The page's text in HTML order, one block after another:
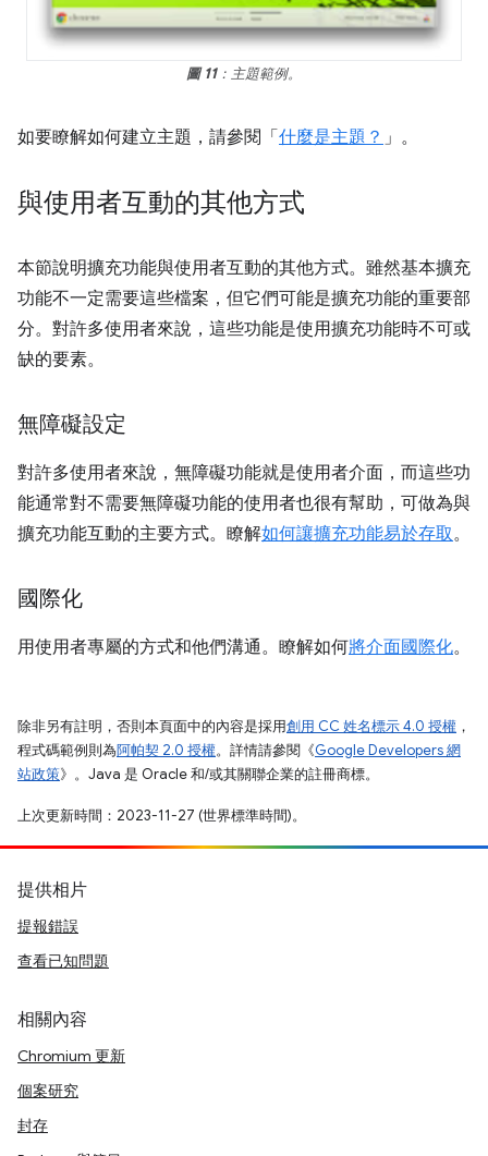
圖 11：主題範例。
如要瞭解如何建立主題，請參閱「 什麼是主題？ 」。
與使用者互動的其他方式
本節說明擴充功能與使用者互動的其他方式。雖然基本擴充
功能不一定需要這些檔案，但它們可能是擴充功能的重要部
分。對許多使用者來說，這些功能是使用擴充功能時不可或
缺的要素。
無障礙設定
對許多使用者來說，無障礙功能就是使用者介面，而這些功
能通常對不需要無障礙功能的使用者也很有幫助，可做為與
擴充功能互動的主要方式。瞭解如何讓擴充功能易於存取。
國際化
用使用者專屬的方式和他們溝通。瞭解如何將介面國際化。
除非另有註明，否則本頁面中的內容是採用創用 CC 姓名標示 4.0 授權 ，
程式碼範例則為阿帕契 2.0 授權。詳情請參閱《Google Developers 網
站政策》。Java 是 Oracle 和/或其關聯企業的註冊商標。
上次更新時間：2023-11-27 (世界標準時間)。
提供相片
提報錯誤
查看已知問題
相關內容
Chromium 更新
個案研究
封存